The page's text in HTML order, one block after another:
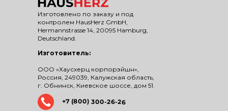
Изготовлено по заказу и под
контролем HausHerz GmbH,
Hermannstrasse 14, 20095 Hamburg,
Deutschland.
+7 (800) 300-26-26
Изготовитель:
ООО «Хаусхерц корпорэйшн»,
Россия, 249039, Калужская область,
г. Обнинск, Киевское шоссе, дом 51.